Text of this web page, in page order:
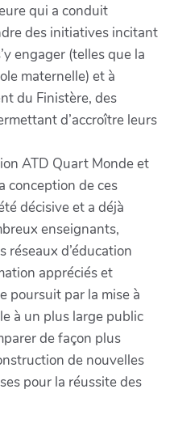
qui a conduit
des initiatives incitant
engager (telles que la
maternelle) et à
du Finistère, des
d’accroître leurs
ATD Quart Monde et
conception de ces
décisive et a déjà
enseignants,
réseaux d’éducation
appréciés et
poursuit par la mise à
à un plus large public
de façon plus
de nouvelles
pour la réussite des